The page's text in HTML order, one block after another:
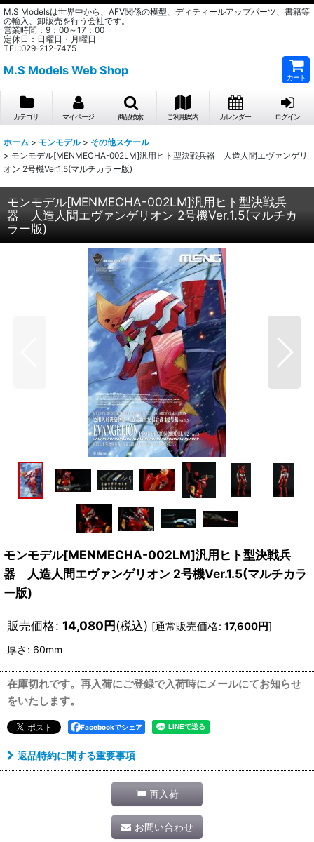
M.S Modelsは世界中から、AFV関係の模型、ディティールアップパーツ、書籍等
の輸入、卸販売を行う会社です。
営業時間：9：00～17：00
定休日：日曜日・月曜日
TEL:029-212-7475
M.S Models Web Shop
カート
カテゴリ マイページ 商品検索 ご利用案内 カレンダー ログイン
ホーム > モンモデル > その他スケール
> モンモデル[MENMECHA-002LM]汎用ヒト型決戦兵器 人造人間エヴァンゲリ
オン 2号機Ver.1.5(マルチカラー版)
モンモデル[MENMECHA-002LM]汎用ヒト型決戦兵
器 人造人間エヴァンゲリオン 2号機Ver.1.5(マルチカ
ラー版)
モンモデル[MENMECHA-002LM]汎用ヒト型決戦兵
器 人造人間エヴァンゲリオン 2号機Ver.1.5(マルチカラ
ー版)
販売価格: 14,080円(税込) [通常販売価格: 17,600円]
厚さ : 60mm
在庫切れです。再入荷にご登録で入荷時にメールにてお知らせ
をいたします。
Facebookでシェア
返品特約に関する重要事項
再入荷
お問い合わせ